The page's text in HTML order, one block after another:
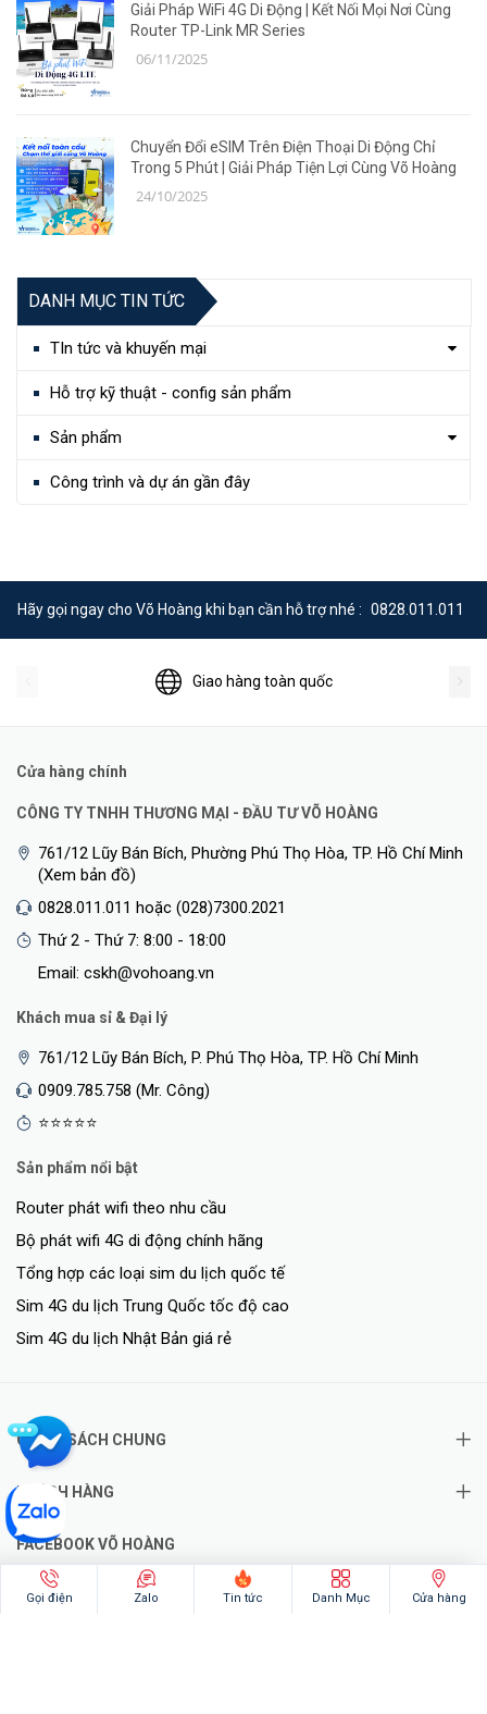
Giải Pháp WiFi 4G Di Động | Kết Nối Mọi Nơi Cùng
Router TP-Link MR Series
06/11/2025
Chuyển Đổi eSIM Trên Điện Thoại Di Động Chỉ
Trong 5 Phút | Giải Pháp Tiện Lợi Cùng Võ Hoàng
24/10/2025
DANH MỤC TIN TỨC
TIn tức và khuyến mại
Hỗ trợ kỹ thuật - config sản phẩm
Sản phẩm
Công trình và dự án gần đây
Hãy gọi ngay cho Võ Hoàng khi bạn cần hỗ trợ nhé : 0828.011.011
Giao hàng toàn quốc
Cửa hàng chính
CÔNG TY TNHH THƯƠNG MẠI - ĐẦU TƯ VÕ HOÀNG
761/12 Lũy Bán Bích, Phường Phú Thọ Hòa, TP. Hồ Chí Minh
(Xem bản đồ)
0828.011.011 hoặc (028)7300.2021
Thứ 2 - Thứ 7: 8:00 - 18:00
Email: cskh@vohoang.vn
Khách mua sỉ & Đại lý
761/12 Lũy Bán Bích, P. Phú Thọ Hòa, TP. Hồ Chí Minh
0909.785.758 (Mr. Công)
⭐⭐⭐⭐⭐
Sản phẩm nổi bật
Router phát wifi theo nhu cầu
Bộ phát wifi 4G di động chính hãng
Tổng hợp các loại sim du lịch quốc tế
Sim 4G du lịch Trung Quốc tốc độ cao
Sim 4G du lịch Nhật Bản giá rẻ
CHÍNH SÁCH CHUNG
KHÁCH HÀNG
FACEBOOK VÕ HOÀNG
Gọi điện Zalo Tin tức Danh Mục Cửa hàng